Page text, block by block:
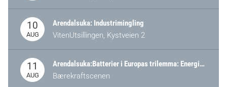
10
AUG
Arendalsuka: Industrimingling
VitenUtsillingen, Kystveien 2
11
AUG
Arendalsuka:Batterier i Europas trilemma: Energisikkerhet, konkurransekraft og bærekraft (Battery Norway-arrangement)
Bærekraftscenen